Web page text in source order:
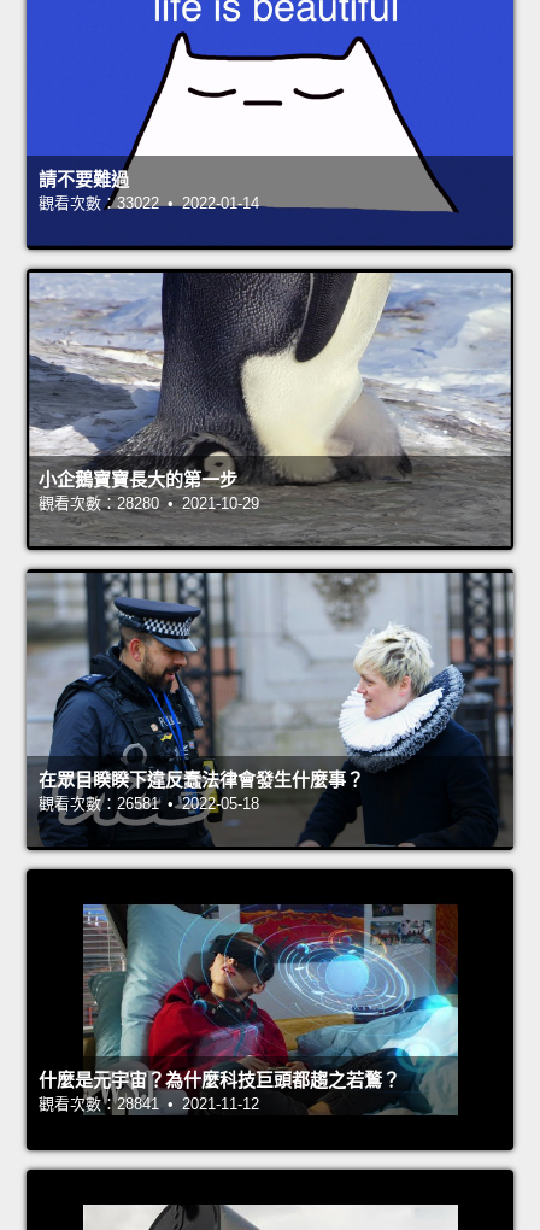
請不要難過
觀看次數：33022 • 2022-01-14
小企鵝寶寶長大的第一步
觀看次數：28280 • 2021-10-29
在眾目睽睽下違反蠢法律會發生什麼事？
觀看次數：26581 • 2022-05-18
什麼是元宇宙？為什麼科技巨頭都趨之若鶩？
觀看次數：28841 • 2021-11-12